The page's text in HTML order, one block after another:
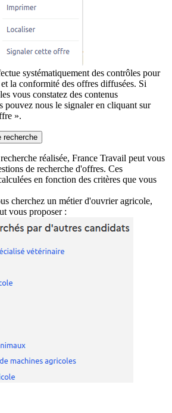
systématiquement des contrôles pour
la conformité des offres diffusées. Si
vous constatez des contenus
pouvez nous le signaler en cliquant sur
».
recherche
réalisée, France Travail peut vous
de recherche d'offres. Ces
en fonction des critères que vous
cherchez un métier d'ouvrier agricole,
vous proposer :